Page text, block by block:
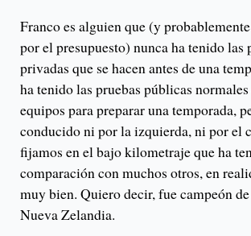
Franco es alguien que (y
por el presupuesto) nunca ha tenido las
privadas que se hacen antes de una
ha tenido las pruebas públicas
equipos para preparar una temporada,
conducido ni por la izquierda, ni por el
fijamos en el bajo kilometraje que ha
comparación con muchos otros, en
muy bien. Quiero decir, fue campeón
Nueva Zelandia.